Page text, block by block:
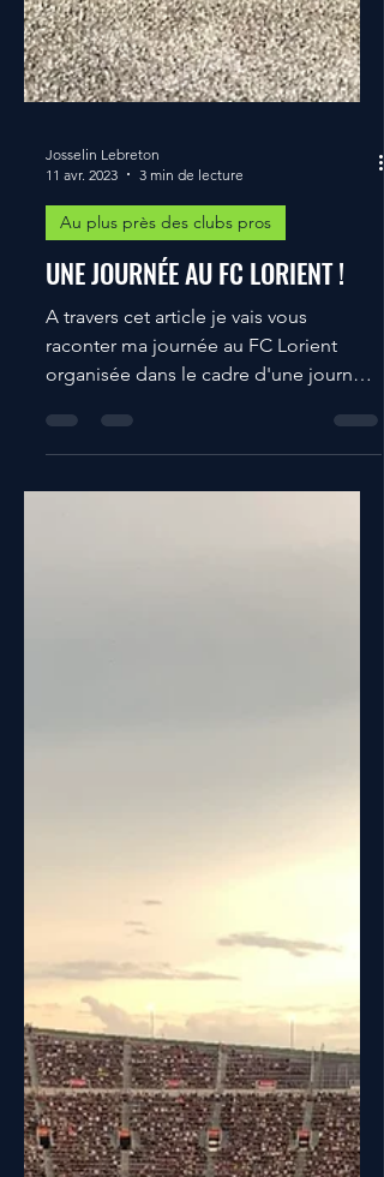
11 avr. 2023
3 min de lecture
Au plus près des clubs pros
UNE JOURNÉE AU FC LORIENT !
A travers cet article je vais vous
raconter ma journée au FC Lorient
organisée dans le cadre d'une journée